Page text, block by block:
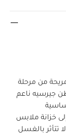
من مرحلة
جيرسيه ناعم
خزانة ملابس
تتأثر بالغسل